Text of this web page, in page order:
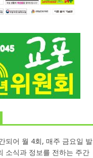
되어 월 4회, 매주 금요일 발
소식과 정보를 전하는 주간